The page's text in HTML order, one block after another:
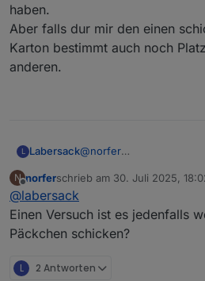
haben.
Aber falls dur mir den einen
Karton bestimmt auch noch
anderen.
L Labersack@norfer
Gar keine Reaktion kann
Aber falls dur mir den
im Karton bestimmt
anderen.
N
Offline
norferschrieb am 30. Juli 2025,
zuletzt editiert von
@labersack
Einen Versuch ist es jedenfalls
Päckchen schicken?
L 2 Antworten